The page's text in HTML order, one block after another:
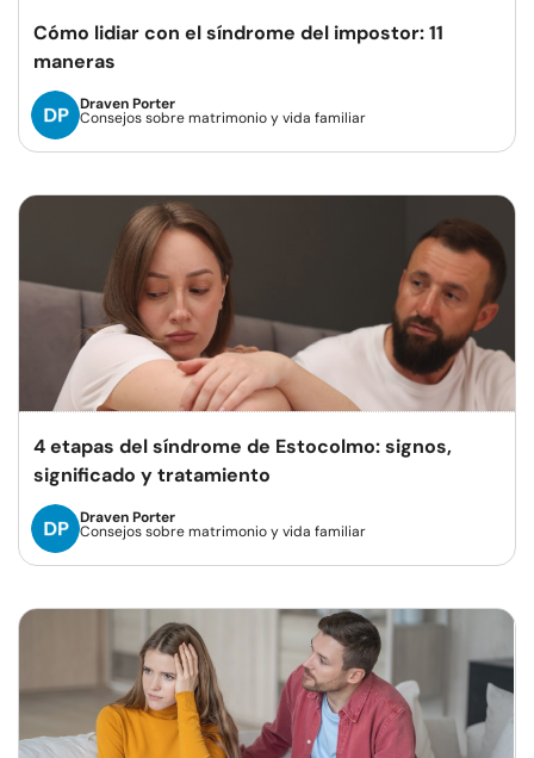
Cómo lidiar con el síndrome del impostor: 11
maneras
Draven Porter
Consejos sobre matrimonio y vida familiar
4 etapas del síndrome de Estocolmo: signos,
significado y tratamiento
Draven Porter
Consejos sobre matrimonio y vida familiar